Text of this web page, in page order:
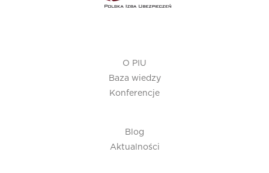
O PIU
Baza wiedzy
Konferencje
Blog
Aktualności